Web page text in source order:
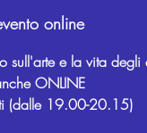
online
sull'arte e la vita degli
ONLINE
ONLINE 1 ora e 15 minuti (dalle 19.00-20.15)